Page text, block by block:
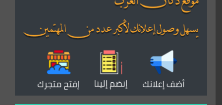
منتدى همسات روائية
المكتبة الصوتية للقران الكريم
منتدى عدلات
موقع مداد الإسلامي